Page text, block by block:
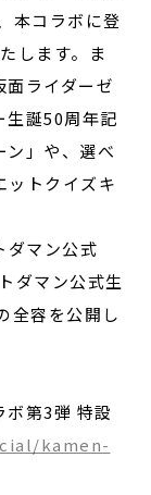
本コラボに登
します。ま
ライダーゼ
生誕50周年記
ン」や、選べ
ットクイズキ
ダマン公式
ダマン公式生
全容を公開し
ボ第3弾 特設
kamen-